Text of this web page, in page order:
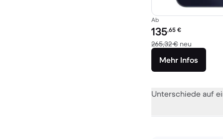
Ab
Preis des erneuerten
135,65 €
265,32 € neu
Mehr Infos
Unterschiede auf